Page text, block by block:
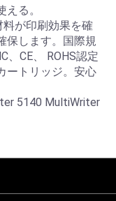
る。
が印刷効果を確
保します。国際規
、CE、 ROHS認定
ートリッジ。安心
5140 MultiWriter